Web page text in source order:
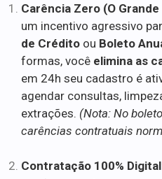
Carência Zero (O
um incentivo agressivo
de Crédito ou Boleto
formas, você elimina as
em 24h seu cadastro é
agendar consultas,
extrações. (Nota: No
carências contratuais
Contratação 100%